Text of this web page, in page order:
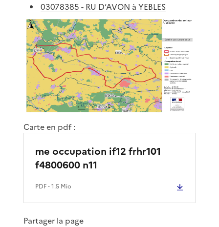
03078385 - RU D’AVON à YEBLES
Carte en pdf :
me occupation if12 frhr101
f4800600 n11
PDF- 1.5 Mio
Partager la page